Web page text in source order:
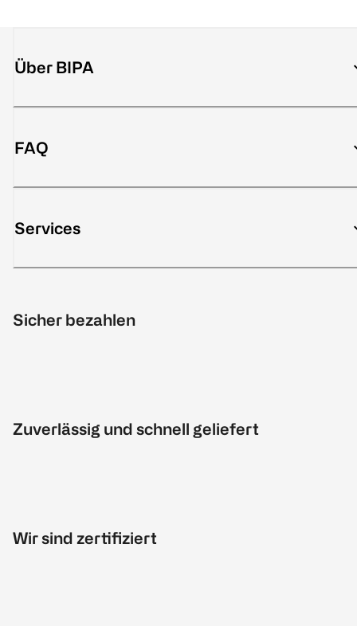
Über BIPA
FAQ
Services
Sicher bezahlen
Zuverlässig und schnell geliefert
Wir sind zertifiziert